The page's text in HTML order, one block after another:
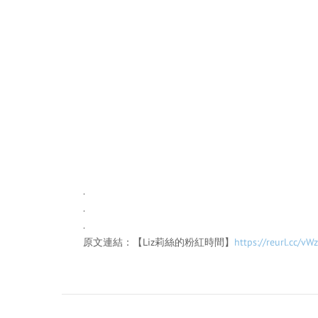
.
.
.
原文連結：
【Liz莉絲的粉紅時間】 https://reurl.cc/